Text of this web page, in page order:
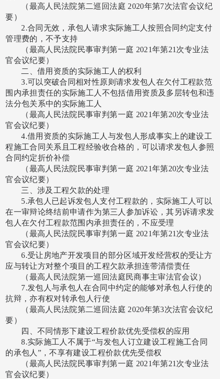
（最高人民法院第二巡回法庭 2020年第7次法官会议纪
要）
2.合同无效，承包人请求实际施工人按照合同约定支付
管理费的，不予支持
（最高人民法院民事审判第一庭 2021年第21次专业法
官会议纪要）
二、借用资质的实际施工人的权利
3.可以突破合同相对性原则请求发包人在欠付工程款范
围内承担责任的实际施工人不包括借用资质及多层转包和违
法分包关系中的实际施工人
（最高人民法院民事审判第一庭 2021年第20次专业法
官会议纪要）
4.借用资质的实际施工人与发包人形成事实上的建设工
程施工合同关系且工程经验收合格的，可以请求发包人参照
合同约定折价补偿
（最高人民法院民事审判第一庭 2021年第20次专业法
官会议纪要）
三、涉及工程欠款的处理
5.承包人已起诉发包人支付工程款的，实际施工人可以
在一审辩论终结前申请作为第三人参加诉讼，其另诉请求发
包人在欠付工程款范围内承担责任的，不应受理
（最高人民法院民事审判第一庭 2021年第21次专业法
官会议纪要）
6.受让房地产开发项目的部分区域开发经营权的受让方
应与转让方对整个项目的工程欠款承担连带清偿责任
（最高人民法院第一巡回法庭民商事主审法官会议）
7.发包人与承包人在合同中约定的能够对承包人行使的
抗辩，亦有权对转承包人行使
（最高人民法院第二巡回法庭 2020年第3次法官会议纪
要）
四、不同情形下建设工程价款优先受偿权的应用
8.实际施工人不属于“与发包人订立建设工程施工合同
的承包人”，不享有建设工程价款优先受偿权
（最高人民法院民事审判第一庭 2021年第21次专业法
官会议纪要）